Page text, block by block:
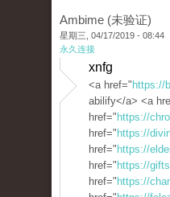
Ambime (未验证)
星期三, 04/17/2019 - 08:44
永久连接
xnfg
<a href=" https://
abilify</a> <a
href=" https://
href=" https://
href=" https://
href=" https://
href=" https://